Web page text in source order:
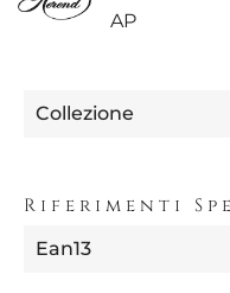
AP
Collezione
Riferimenti
Ean13